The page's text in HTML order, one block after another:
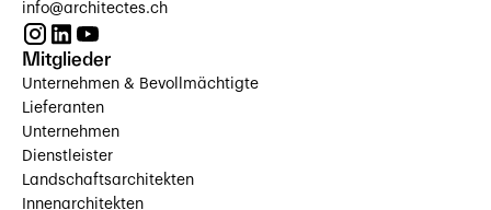
info@architectes.ch
Mitglieder
Unternehmen & Bevollmächtigte
Lieferanten
Unternehmen
Dienstleister
Landschaftsarchitekten
Innenarchitekten